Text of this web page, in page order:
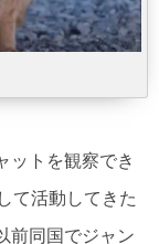
ットを観察でき
て活動してきた
前同国でジャン